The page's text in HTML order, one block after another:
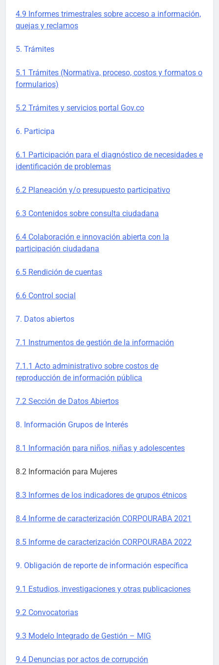
4.9 Informes trimestrales sobre acceso a información,
quejas y reclamos
5. Trámites
5.1 Trámites (Normativa, proceso, costos y formatos o
formularios)
5.2 Trámites y servicios portal Gov.co
6. Participa
6.1 Participación para el diagnóstico de necesidades e
identificación de problemas
6.2 Planeación y/o presupuesto participativo
6.3 Contenidos sobre consulta ciudadana
6.4 Colaboración e innovación abierta con la
participación ciudadana
6.5 Rendición de cuentas
6.6 Control social
7. Datos abiertos
7.1 Instrumentos de gestión de la información
7.1.1 Acto administrativo sobre costos de
reproducción de información pública
7.2 Sección de Datos Abiertos
8. Información Grupos de Interés
8.1 Información para niños, niñas y adolescentes
8.2 Información para Mujeres
8.3 Informes de los indicadores de grupos étnicos
8.4 Informe de caracterización CORPOURABA 2021
8.5 Informe de caracterización CORPOURABA 2022
9. Obligación de reporte de información específica
9.1 Estudios, investigaciones y otras publicaciones
9.2 Convocatorias
9.3 Modelo Integrado de Gestión – MIG
9.4 Denuncias por actos de corrupción